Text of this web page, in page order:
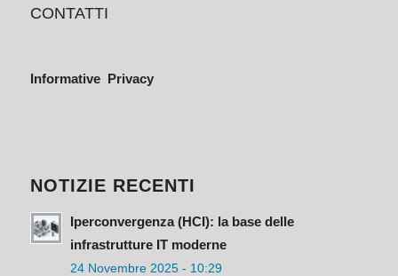
CONTATTI
Informative Privacy
NOTIZIE RECENTI
Iperconvergenza (HCI): la base delle
infrastrutture IT moderne
24 Novembre 2025 - 10:29